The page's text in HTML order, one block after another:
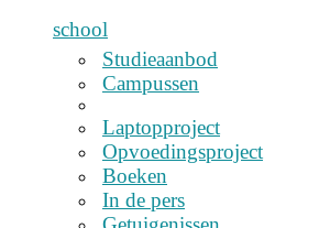
school
Studieaanbod
Campussen
Laptopproject
Opvoedingsproject
Boeken
In de pers